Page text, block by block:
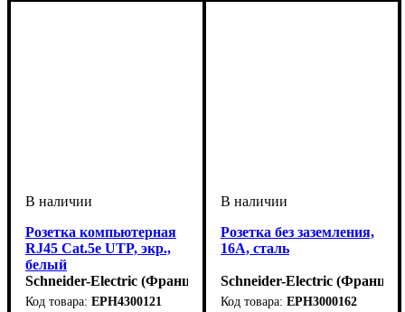
Розетка компьютерная
RJ45 Cat.5е UTP, экр.,
белый
Schneider-Electric (Франция)
EPH4300121
Розетка без заземления,
16A, сталь
Schneider-Electric (Франция)
EPH3000162